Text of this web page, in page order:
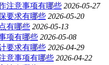
注意事项有哪些 2026-05-27
要求有哪些 2026-05-20
有哪些 2026-05-13
项有哪些 2026-05-08
要求有哪些 2026-04-29
意事项有哪些 2026-04-22